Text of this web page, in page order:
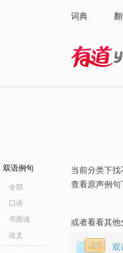
词典
双语例句
全部
口语
书面语
论文
当前分类下找
查看原声例句
或者看看其他
双